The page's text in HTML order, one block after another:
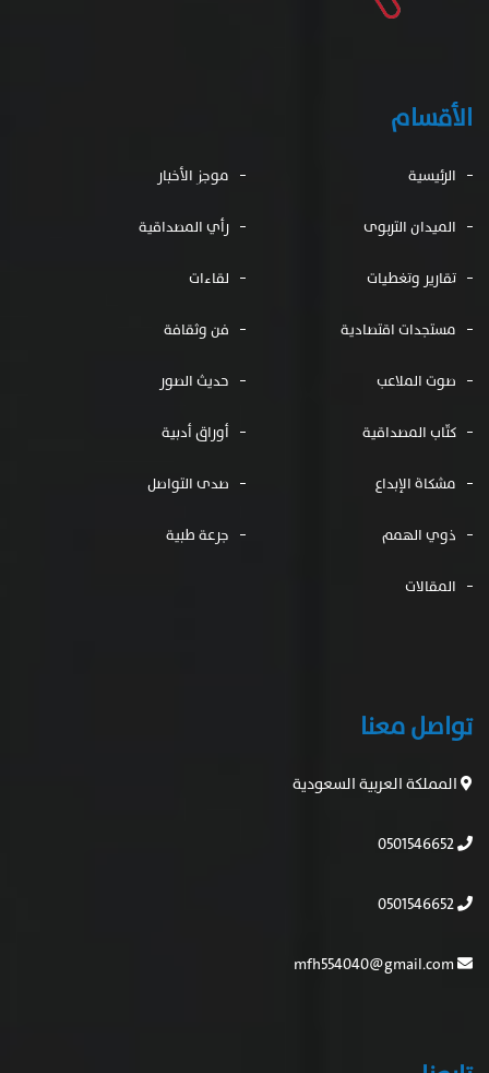
الأقسام
الرئيسية موجز الأخبار
الميدان التربوى رأي المصداقية
تقارير وتغطيات لقاءات
مستجدات اقتصادية فن وثقافة
صوت الملاعب حديث الصور
كتّاب المصداقية أوراق أدبية
مشكاة الإبداع صدى التواصل
ذوي الهمم جرعة طبية
المقالات
تواصل معنا
المملكة العربية السعودية